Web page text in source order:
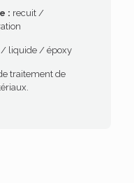
: recuit /
/ liquide / époxy
traitement de